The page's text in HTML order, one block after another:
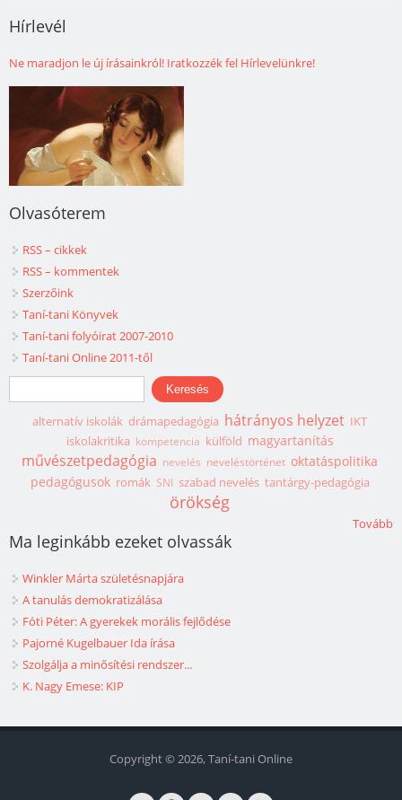
Hírlevél
Ne maradjon le új írásainkról! Iratkozzék fel Hírlevelünkre!
Olvasóterem
RSS – cikkek
RSS – kommentek
Szerzőink
Taní-tani Könyvek
Taní-tani folyóirat 2007-2010
Taní-tani Online 2011-től
Keresés űrlap
Keresés
alternatív iskolák drámapedagógia hátrányos helyzet IKT
iskolakritika kompetencia külföld magyartanítás
művészetpedagógia nevelés neveléstörténet oktatáspolitika
pedagógusok romák SNI szabad nevelés tantárgy-pedagógia
örökség
Tovább
Ma leginkább ezeket olvassák
Winkler Márta születésnapjára
A tanulás demokratizálása
Fóti Péter: A gyerekek morális fejlődése
Pajorné Kugelbauer Ida írása
Szolgálja a minősítési rendszer...
K. Nagy Emese: KIP
Copyright © 2026, Taní-tani Online